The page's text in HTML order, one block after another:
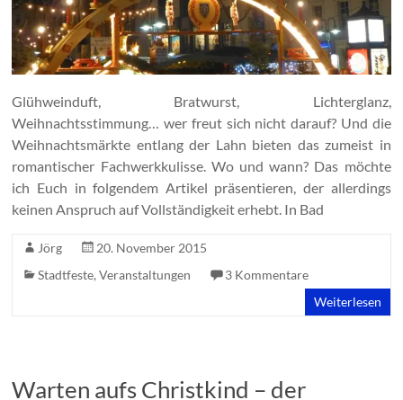
Glühweinduft, Bratwurst, Lichterglanz,
Weihnachtsstimmung… wer freut sich nicht darauf? Und die
Weihnachtsmärkte entlang der Lahn bieten das zumeist in
romantischer Fachwerkkulisse. Wo und wann? Das möchte
ich Euch in folgendem Artikel präsentieren, der allerdings
keinen Anspruch auf Vollständigkeit erhebt. In Bad
Jörg
20. November 2015
Stadtfeste,Veranstaltungen
3 Kommentare
Weiterlesen
Warten aufs Christkind – der